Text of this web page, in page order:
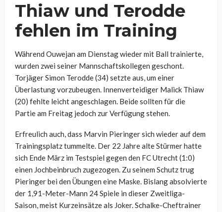
Thiaw und Terodde
fehlen im Training
Während Ouwejan am Dienstag wieder mit Ball trainierte,
wurden zwei seiner Mannschaftskollegen geschont.
Torjäger Simon Terodde (34) setzte aus, um einer
Überlastung vorzubeugen. Innenverteidiger Malick Thiaw
(20) fehlte leicht angeschlagen. Beide sollten für die
Partie am Freitag jedoch zur Verfügung stehen.
Erfreulich auch, dass Marvin Pieringer sich wieder auf dem
Trainingsplatz tummelte. Der 22 Jahre alte Stürmer hatte
sich Ende März im Testspiel gegen den FC Utrecht (1:0)
einen Jochbeinbruch zugezogen. Zu seinem Schutz trug
Pieringer bei den Übungen eine Maske. Bislang absolvierte
der 1,91-Meter-Mann 24 Spiele in dieser Zweitliga-
Saison, meist Kurzeinsätze als Joker. Schalke-Cheftrainer